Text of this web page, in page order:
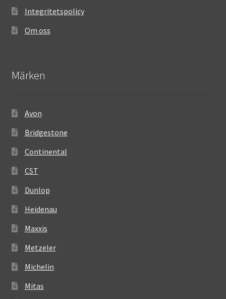
Integritetspolicy
Om oss
Märken
Avon
Bridgestone
Continental
CST
Dunlop
Heidenau
Maxxis
Metzeler
Michelin
Mitas